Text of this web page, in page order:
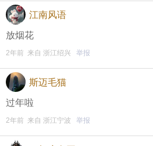
江南风语
放烟花
2年前 来自 浙江绍兴 举报
斯迈毛猫
过年啦
2年前 来自 浙江宁波 举报